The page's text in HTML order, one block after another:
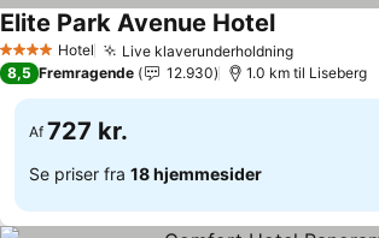
4 StjernerHotel Live klaverunderholdning
Elite Park Avenue Hotel
8,5 Fremragende 12.930 1.0 km til Liseberg
Af 727 kr.
Se priser fra 18 hjemmesider